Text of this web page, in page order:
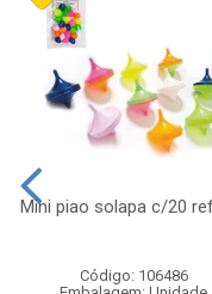
Mini piao solapa c/20
Código: 106486